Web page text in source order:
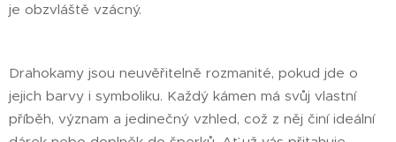
je obzvláště vzácný.
Drahokamy jsou neuvěřitelně rozmanité, pokud jde o
jejich barvy i symboliku. Každý kámen má svůj vlastní
příběh, význam a jedinečný vzhled, což z něj činí ideální